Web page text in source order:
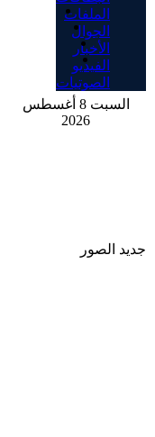
الملفات
الجوال
الأخبار
الفيديو
الصوتيات
السبت 8 أغسطس
2026
جديد الصور